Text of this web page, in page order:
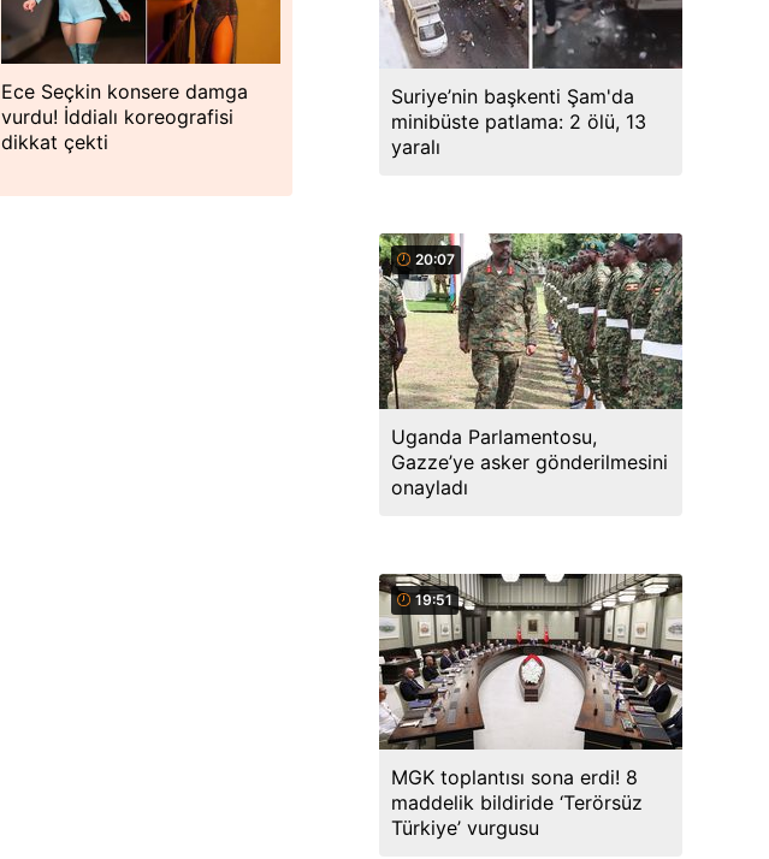
Ece Seçkin konsere damga
vurdu! İddialı koreografisi
dikkat çekti
Suriye’nin başkenti Şam'da
minibüste patlama: 2 ölü, 13
yaralı
20:07
Uganda Parlamentosu,
Gazze’ye asker gönderilmesini
onayladı
19:51
MGK toplantısı sona erdi! 8
maddelik bildiride ‘Terörsüz
Türkiye’ vurgusu